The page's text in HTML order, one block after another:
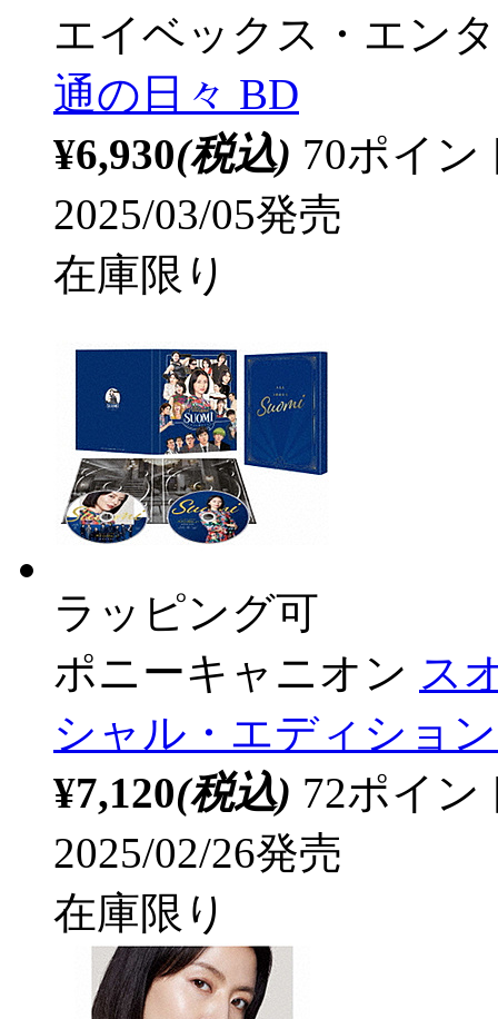
エイベックス・エン
通の日々 BD
¥6,930(税込) 70ポイ
2025/03/05発売
在庫限り
ラッピング可
ポニーキャニオン ス
シャル・エディショ
¥7,120(税込) 72ポイ
2025/02/26発売
在庫限り